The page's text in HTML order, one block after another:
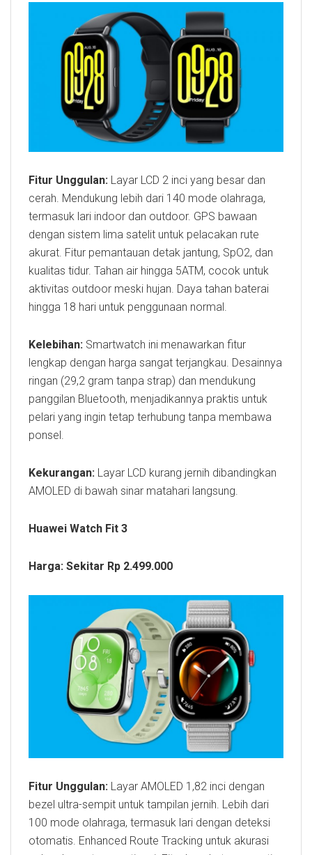
Fitur Unggulan: Layar LCD 2 inci yang besar dan
cerah. Mendukung lebih dari 140 mode olahraga,
termasuk lari indoor dan outdoor. GPS bawaan
dengan sistem lima satelit untuk pelacakan rute
akurat. Fitur pemantauan detak jantung, SpO2, dan
kualitas tidur. Tahan air hingga 5ATM, cocok untuk
aktivitas outdoor meski hujan. Daya tahan baterai
hingga 18 hari untuk penggunaan normal.
Kelebihan: Smartwatch ini menawarkan fitur
lengkap dengan harga sangat terjangkau. Desainnya
ringan (29,2 gram tanpa strap) dan mendukung
panggilan Bluetooth, menjadikannya praktis untuk
pelari yang ingin tetap terhubung tanpa membawa
ponsel.
Kekurangan: Layar LCD kurang jernih dibandingkan
AMOLED di bawah sinar matahari langsung.
Huawei Watch Fit 3
Harga: Sekitar Rp 2.499.000
Fitur Unggulan: Layar AMOLED 1,82 inci dengan
bezel ultra-sempit untuk tampilan jernih. Lebih dari
100 mode olahraga, termasuk lari dengan deteksi
otomatis. Enhanced Route Tracking untuk akurasi